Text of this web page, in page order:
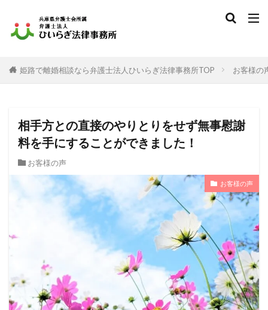
姫路で離婚相談なら弁護士法人ひいらぎ法律事務所TOP お客様の
相手方との直接のやりとりをせず無事慰謝
料を手にすることができました！
お客様の声
お客様の声